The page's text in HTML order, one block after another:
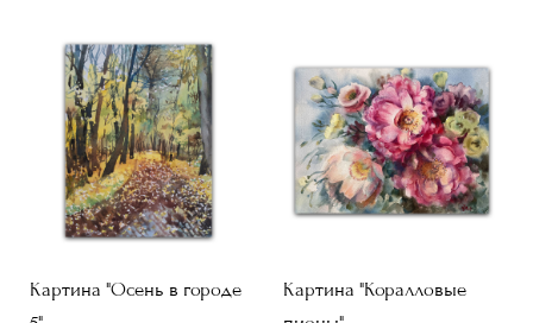
Картина "Осень в городе
Картина "Коралловые